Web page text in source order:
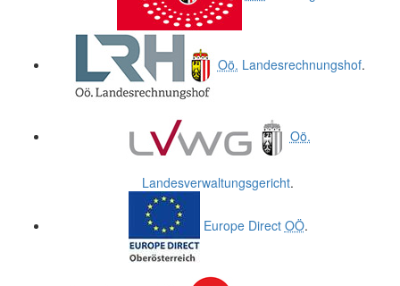
Oö. Landesrechnungshof.
Oö.
Landesverwaltungsgericht.
Europe Direct OÖ.